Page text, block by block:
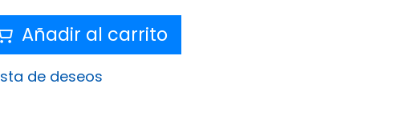
Añadir al carrito
de deseos